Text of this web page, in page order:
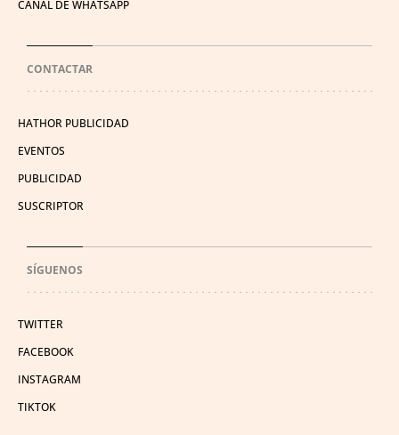
CANAL DE WHATSAPP
CONTACTAR
HATHOR PUBLICIDAD
EVENTOS
PUBLICIDAD
SUSCRIPTOR
SÍGUENOS
TWITTER
FACEBOOK
INSTAGRAM
TIKTOK